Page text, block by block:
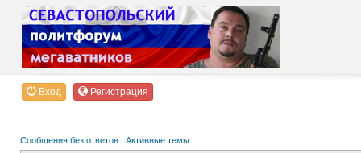
Вход Регистрация
Сообщения без ответов | Активные темы